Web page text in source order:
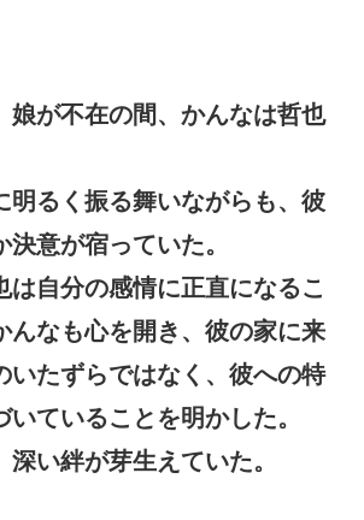
娘が不在の間、かんなは哲也
明るく振る舞いながらも、彼
意が宿っていた。
は自分の感情に正直になるこ
んなも心を開き、彼の家に来
いたずらではなく、彼への特
いていることを明かした。
い絆が芽生えていた。